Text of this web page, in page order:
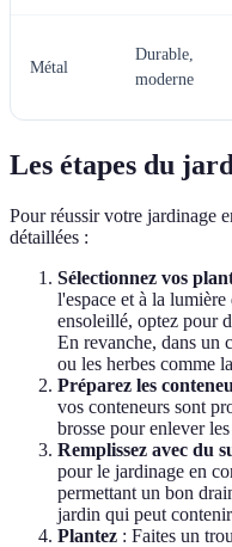
Métal
Durable,
moderne
Les étapes du
Pour réussir votre jardinage
détaillées :
Sélectionnez vos
l'espace et à la
ensoleillé, optez pour
En revanche, dans un
ou les herbes comme
Préparez les
vos conteneurs sont
brosse pour enlever
Remplissez avec du
pour le jardinage en
permettant un bon
jardin qui peut contenir
Plantez : Faites un